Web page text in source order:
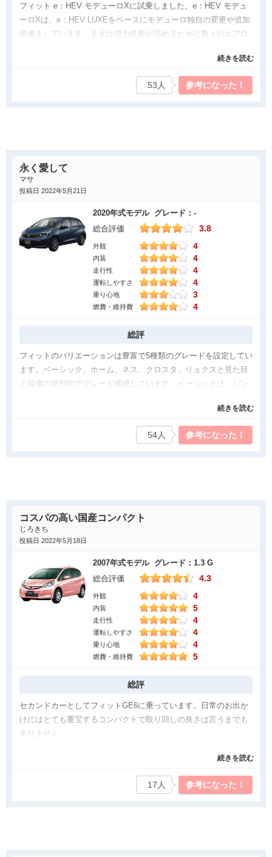
フィット e：HEV モデューロXに試乗しました。e：HEV モデュ
ーロXは、e：HEV LUXEをベースにモデューロ独自の変更や追加
装備をしています。まずは空力性能が高めるために数々のエアロ
により、走行安定性や乗り心地を向上はかっています。因みにベ
ースになったe：HEV LUXEはフィットの中でも上級グレードにな
ります。またエアロ以外の拘りでは、軽量なアルミホイールを採
最初に運転して感じるのは直進安定性の向上です。様々な専用エ
アロパーツによって、空気の流れが最適化され、リュクスに比べ
は速度が増すにつれて顕著で流れの速い幹線道路でも実感できま
した。高速道路ならなおさらピッタリと路面に張り付いた感覚が
分かると思います。また走行安定性だけでなく乗り心地も快適に
なっていました。低速域は硬めに感じましたが、速度を上げてい
くと、適度な引き締まった感じが増し、またしなやかにも感じま
した。クルマ好きのユーザーが運転すれば、ニヤリと笑みが溢れ
る乗り味だと感じました。
も有ります。やはり価格が高いです。自分で改造したりすれば、
286万えでここまでの仕上がりは不可能で、リーズナブルとも言
えますが、普通フィットを買うユーザーはモデューロX には目が
いかないと思います。286万円もするコンパクトカーなら良くて
GRヤリスなど手強いです。普通のユーザーには手が出せない、マ
ニアには物足りない、と中途半端にな立ち位置になっています。
続きを読む
参考になった！
53人
永く愛して
マサ
投稿日 2022年5月21日
2020年式モデル グレード：-
総合評価
3.8
外観 4
内装 4
走行性 4
運転しやすさ 4
乗り心地 3
燃費・維持費 4
総評
フィットのバリエーションは豊富で5種類のグレードを設定してい
ます。ベーシック、ホーム、ネス、クロスタ、リュクスと見た目
と装備の差別化でグレード構成しています。ベーシックは、シン
の乗り換え等に、ネスは、インチアップしたホイールでスポーテ
ィに、クロスタはクロスオーバー的なエクステリア採用でSUVの
受け皿に、リュクスは、トッピング全部載せ的な本革シートでお
低いインパネでAピラーを細くして視界良好、御洒落上等な設え
です。生活に密着した、ハッチバックの小型乗用車を良心的に親
良かった点
ホンダの18番、センタータンクレイアウト採用です。既存の車は
リアシート下にガソリンタンクを搭載しています。それをフロン
トシート下に移設しました。メリットは、後席居住空間とラゲッ
ジスペースの拡大です。ホンダさんの特許ですが、特許が切れた
としても他社が参入し難いストロングポイントです。その理由
居住空間とラゲッジスペースはフィットの圧勝です。ガソリン車
リッドは2モーター式の贅沢仕様で、燃費が気なる方や、ハイブリ
ッドで有りながらスポーティな走りも捨てがたい方にピッタリで
す。
フィットの気になるところは販売の低迷です。ライバルである、
トヨタヤリスや日産ノートに大きく水を開けられています。その
続きを読む
参考になった！
54人
コスパの高い国産コンパクト
じろきち
投稿日 2022年5月18日
2007年式モデル グレード：1.3 G
総合評価
4.3
外観 4
内装 5
走行性 4
運転しやすさ 4
乗り心地 4
燃費・維持費 5
総評
セカンドカーとしてフィットGE6に乗っています。日常のお出か
けにはとても重宝するコンパクトで取り回しの良さは言うまでも
ありません。
国産のコンパクトカーで他メーカーと比べるとサスが硬めの印象
でタイヤ幅も細めでした。なので本当に真っ直ぐ走るだけなら燃
費も良くコロコロ転がっていくのですが、ちょっとスピードのの
続きを読む
参考になった！
17人